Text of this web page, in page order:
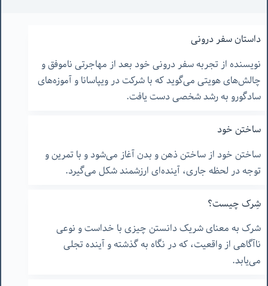
داستان سفر درونی
نویسنده از تجربه سفر درونی خود بعد از مهاجرتی ناموفق و
چالش‌های هویتی می‌گوید که با شرکت در ویپاسانا و آموزه‌های
سادگورو به رشد شخصی دست یافت.
ساختن خود
ساختن خود از ساختن ذهن و بدن آغاز می‌شود و با تمرین و
توجه در لحظه جاری، آینده‌ای ارزشمند شکل می‌گیرد.
شِرک چیست؟
شرک به معنای شریک دانستن چیزی با خداست و نوعی
ناآگاهی از واقعیت، که در نگاه به گذشته و آینده تجلی
می‌یابد.